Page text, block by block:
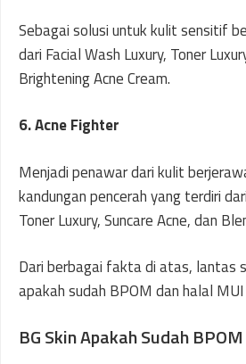
Sebagai solusi untuk kulit sensitif
dari Facial Wash Luxury, Toner
Brightening Acne Cream.
6. Acne Fighter
Menjadi penawar dari kulit
kandungan pencerah yang terdiri
Toner Luxury, Suncare Acne, dan
Dari berbagai fakta di atas, lantas
apakah sudah BPOM dan halal
BG Skin Apakah Sudah